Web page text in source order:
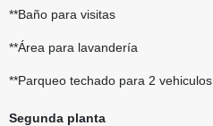
**Baño para visitas
**Área para lavandería
**Parqueo techado para 2 vehiculos
Segunda planta